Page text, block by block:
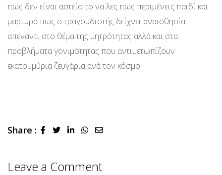
πως δεν είναι αστείο το να λες πως περιμένεις παιδί και
μαρτυρά πως ο τραγουδιστής δείχνει αναισθησία
απέναντι στο θέμα της μητρότητας αλλά και στα
προβλήματα γονιμότητας που αντιμετωπίζουν
εκατομμύρια ζευγάρια ανά τον κόσμο.
Share : LinkedInWhatsapp
Share
Leave a Comment